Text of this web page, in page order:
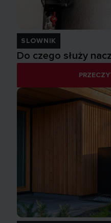
SLOWNIK
Do czego służy